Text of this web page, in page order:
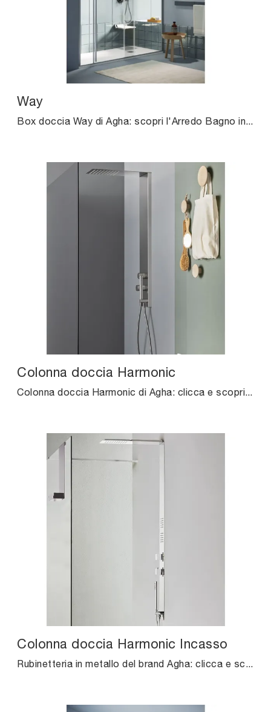
Way
Box doccia Way di Agha: scopri l'Arredo Bagno in vetro moderno e arreda il bagno di casa.
Colonna doccia Harmonic
Colonna doccia Harmonic di Agha: clicca e scopri di più su rubinetteria in metallo e elementi accessori della marca.
Colonna doccia Harmonic Incasso